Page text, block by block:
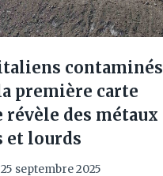
contaminés
première carte
révèle des métaux
et lourds
25 septembre 2025